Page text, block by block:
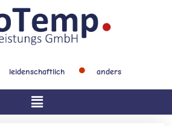
leidenschaftlich anders
Main
Menu